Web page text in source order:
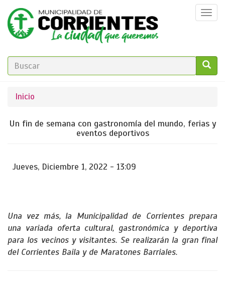
Pasar
contenido
principal
FORMULARIO
BÚSQUEDA
Se
encuentra
Inicio
Un fin de semana con gastronomía del mundo, ferias y
eventos deportivos
Jueves, Diciembre 1, 2022 - 13:09
Una vez más, la Municipalidad de Corrientes prepara
una variada oferta cultural, gastronómica y deportiva
para los vecinos y visitantes. Se realizarán la gran final
del Corrientes Baila y de Maratones Barriales.